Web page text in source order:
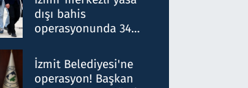
dışı bahis
operasyonunda 34
Milyar liralık para
trafiği tespit edildi
İzmit Belediyesi'ne
operasyon! Başkan